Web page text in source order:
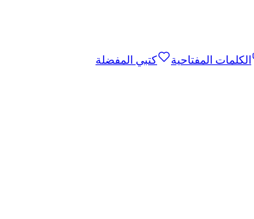
الكلمات المفتاحية
كتبي المفضلة